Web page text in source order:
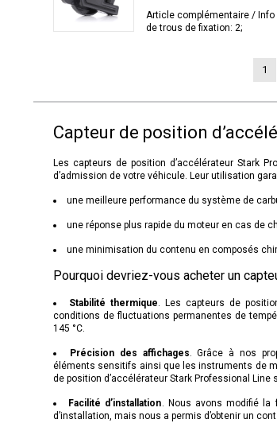
Article complémentaire / Info
de trous de fixation: 2;
1
Capteur de position
Les capteurs de position d’accélérateur Stark
d’admission de votre véhicule. Leur utilisation
une meilleure performance du système de
une réponse plus rapide du moteur en cas de
une minimisation du contenu en composés
Pourquoi devriez-vous acheter un
Stabilité thermique . Les capteurs de
conditions de fluctuations permanentes de
145 °C.
Précision des affichages . Grâce à nos
éléments sensitifs ainsi que les instruments de
de position d’accélérateur Stark Professional Line
Facilité d’installation . Nous avons modifié
d’installation, mais nous a permis d’obtenir un